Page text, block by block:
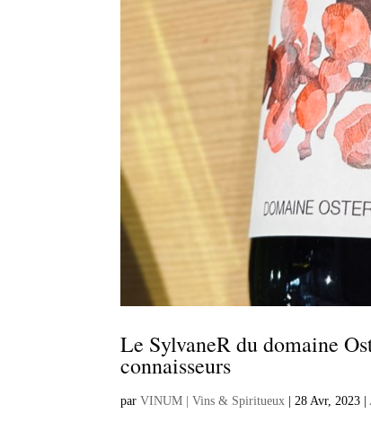
Le SylvaneR du domaine
connaisseurs
parVINUM | Vins & Spiritueux |28 Avr, 2023 |